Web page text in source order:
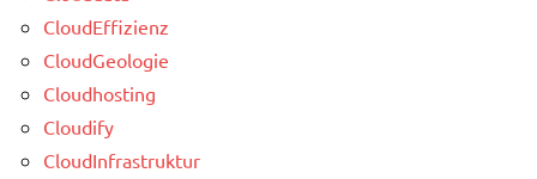
CloudEffizienz
CloudGeologie
Cloudhosting
Cloudify
CloudInfrastruktur